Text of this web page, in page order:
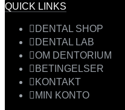
QUICK LINKS
DENTAL SHOP
DENTAL LAB
OM DENTORIUM
BETINGELSER
KONTAKT
MIN KONTO